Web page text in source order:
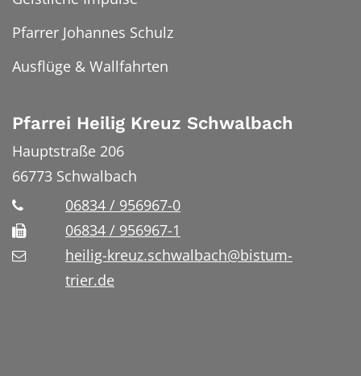
Pfarrer Johannes Schulz
Ausflüge & Wallfahrten
Pfarrei Heilig Kreuz Schwalbach
Hauptstraße 206
66773 Schwalbach
06834 / 956967-0
06834 / 956967-1
heilig-kreuz.schwalbach@bistum-
trier.de